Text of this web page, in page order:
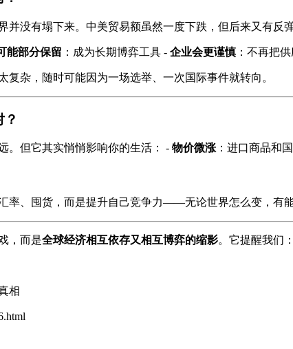
并没有塌下来。中美贸易额虽然一度下跌，但后来又有
能部分保留 ：成为长期博弈工具 - 企业会更谨慎 ：不再把
复杂，随时可能因为一场选举、一次国际事件就转向。
。但它其实悄悄影响你的生活： - 物价微涨 ：进口商品和
率、囤货，而是提升自己竞争力——无论世界怎么变，有
，而是全球经济相互依存又相互博弈的缩影。它提醒我们
相